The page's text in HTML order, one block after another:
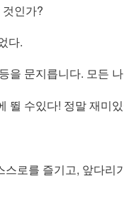
인가?
다.
을 문지릅니다. 모든
뛸 수있다! 정말 재미
로를 즐기고, 앞다